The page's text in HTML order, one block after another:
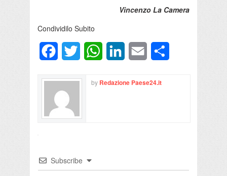
Vincenzo La Camera
Condividilo Subito
FacebookTwitter WhatsAppLinkedInEmail
by Redazione Paese24.it
Subscribe